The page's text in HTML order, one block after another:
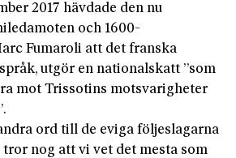
2017 hävdade den nu
och 1600-
Fumaroli att det franska
utgör en nationalskatt ”som
mot Trissotins motsvarigheter
ord till de eviga följeslagarna
tror nog att vi vet det mesta som